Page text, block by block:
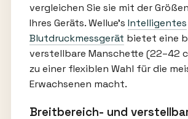
vergleichen Sie sie mit der
Ihres Geräts. Wellue’s Intelligentes
Blutdruckmessgerät bietet eine
verstellbare Manschette (22–42
zu einer flexiblen Wahl für die
Erwachsenen macht.
Breitbereich- und